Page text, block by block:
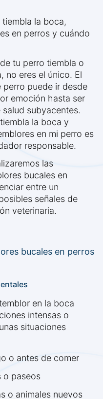
la boca,
en perros y cuándo
tu perro tiembla o
no eres el único. El
perro puede ir desde
emoción hasta ser
subyacentes.
la boca y
en mi perro es
responsable.
las
bucales en
entre un
señales de
veterinaria.
bucales en perros
en la boca
intensas o
situaciones
o antes de comer
o paseos
o animales nuevos